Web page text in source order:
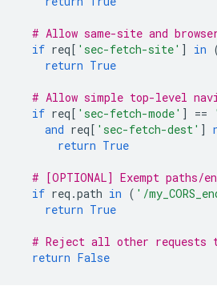
# Allow same-site and
if req [ 'sec-fetch-site' ] in
return True
# Allow simple top-level
if req [ 'sec-fetch-mode' ] ==
and req [ 'sec-fetch-dest' ]
return True
# [OPTIONAL] Exempt
if req .path in ( '/
return True
# Reject all other requests
return False